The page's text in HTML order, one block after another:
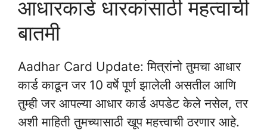
आधारकार्ड धारकांसाठी महत्वाची
बातमी
Aadhar Card Update: मित्रांनो तुमचा आधार
कार्ड काढून जर 10 वर्षे पूर्ण झालेली असतील आणि
तुम्ही जर आपल्या आधार कार्ड अपडेट केले नसेल, तर
अशी माहिती तुमच्यासाठी खूप महत्त्वाची ठरणार आहे.